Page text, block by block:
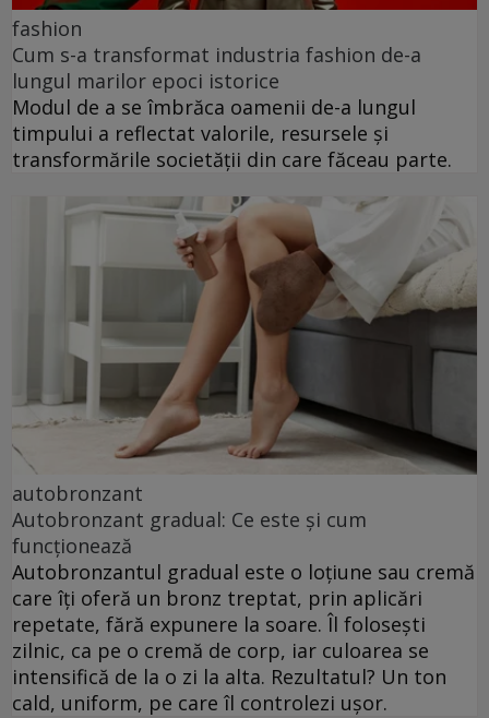
fashion
Cum s-a transformat industria fashion de-a
lungul marilor epoci istorice
Modul de a se îmbrăca oamenii de-a lungul
timpului a reflectat valorile, resursele și
transformările societății din care făceau parte.
autobronzant
Autobronzant gradual: Ce este și cum
funcționează
Autobronzantul gradual este o loțiune sau cremă
care îți oferă un bronz treptat, prin aplicări
repetate, fără expunere la soare. Îl folosești
zilnic, ca pe o cremă de corp, iar culoarea se
intensifică de la o zi la alta. Rezultatul? Un ton
cald, uniform, pe care îl controlezi ușor.